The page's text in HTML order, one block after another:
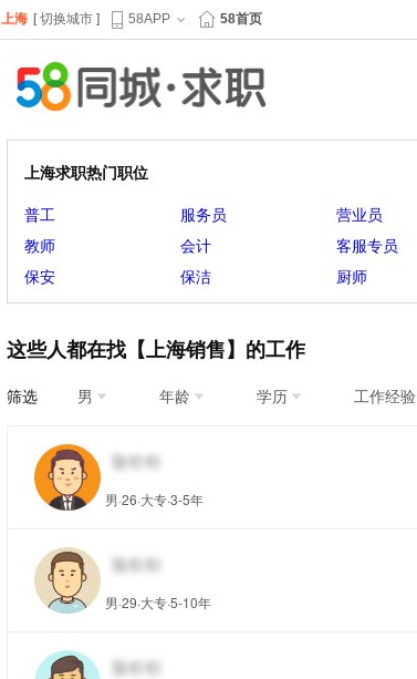
上海 [ 切换城市 ] 58APP 58首页
上海求职热门职位
普工 服务员 营业员
教师
会计 客服专员
保安
保洁 厨师
这些人都在找【上海销售】的工作
筛选 男 年龄 学历 工作经验
男·26·大专·3-5年
男·29·大专·5-10年